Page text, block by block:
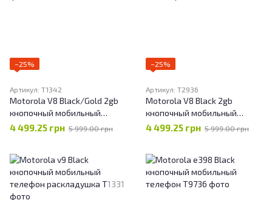
−25%
Артикул: T1342
Motorola V8 Black/Gold 2gb
кнопочный мобильный
телефон раскладушка
4 499.25 грн 5 999.00 грн
−25%
Артикул: T2936
Motorola V8 Black 2gb
кнопочный мобильный
телефон раскладушка
4 499.25 грн 5 999.00 грн